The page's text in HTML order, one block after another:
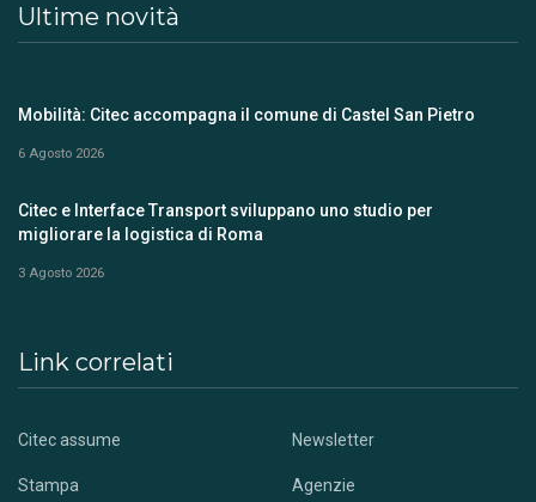
Ultime novità
Mobilità: Citec accompagna il comune di Castel San Pietro
6 Agosto 2026
Citec e Interface Transport sviluppano uno studio per
migliorare la logistica di Roma
3 Agosto 2026
Link correlati
Citec assume Newsletter
Stampa Agenzie